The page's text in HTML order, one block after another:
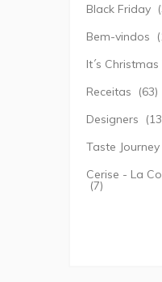
Black Friday
Bem-vindos
It´s
Receitas
(63)
Designers
Taste Journey
Cerise - La
(7)